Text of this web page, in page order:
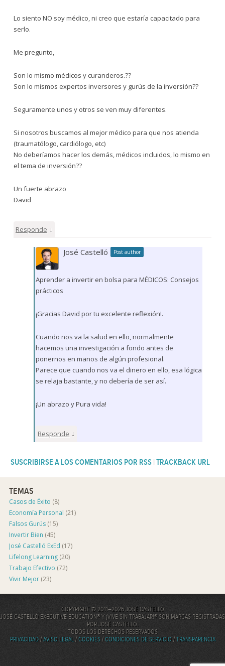
Lo siento NO soy médico, ni creo que estaría capacitado para
serlo.
Me pregunto,
Son lo mismo médicos y curanderos.??
Son lo mismos expertos inversores y gurús de la inversión??
Seguramente unos y otros se ven muy diferentes.
Si nosotros buscamos al mejor médico para que nos atienda
(traumatólogo, cardiólogo, etc)
No deberíamos hacer los demás, médicos incluidos, lo mismo en
el tema de inversión??
Un fuerte abrazo
David
Responde ↓
José Castelló Post author
Aprender a invertir en bolsa para MÉDICOS: Consejos
prácticos
¡Gracias David por tu excelente reflexión!.
Cuando nos va la salud en ello, normalmente
hacemos una investigación a fondo antes de
ponernos en manos de algún profesional.
Parece que cuando nos va el dinero en ello, esa lógica
se relaja bastante, y no debería de ser así.
¡Un abrazo y Pura vida!
Responde ↓
SUSCRIBIRSE A LOS COMENTARIOS POR RSS | TRACKBACK URL
TEMAS
Casos de Éxito (8)
Economía Personal (21)
Falsos Gurús (15)
Invertir Bien (45)
José Castelló ExEd (17)
Lifelong Learning (20)
Trabajo Efectivo (72)
Vivir Mejor (23)
COPYRIGHT © 2011–2026 JOSÉ CASTELLÓ
JOSÉ CASTELLÓ EXECUTIVE EDUCATION® Y ¡VIVE SIN TRABAJAR!® SON MARCAS REGISTRADAS
POR JOSÉ CASTELLÓ.
TODOS LOS DERECHOS RESERVADOS
PRIVACIDAD/AVISO LEGAL/COOKIES/CONDICIONES DE SERVICIO/TRANSPARENCIA